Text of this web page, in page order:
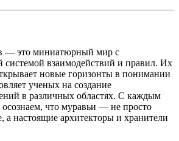
— это миниатюрный мир с
системой взаимодействий и правил. Их
новые горизонты в понимании
ученых на создание
в различных областях. С каждым
что муравьи — не просто
а настоящие архитекторы и хранители